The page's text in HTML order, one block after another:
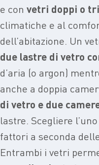
e con vetri doppi o
climatiche e al
dell’abitazione. Un
due lastre di vetro
d’aria (o argon)
anche a doppia
di vetro e due
lastre. Scegliere
fattori a seconda
Entrambi i vetri